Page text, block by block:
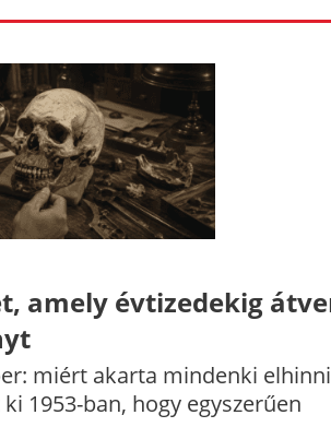
amely évtizedekig
miért akarta mindenki
1953-ban, hogy egyszerűen